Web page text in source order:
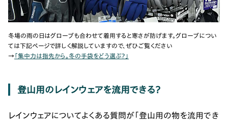
冬場の雨の日はグローブも合わせて着用すると寒さが防げます。グローブについ
ては下記ページで詳しく解説していますので、ぜひご覧ください
→ 「集中力は指先から。冬の手袋をどう選ぶ？」
登山用のレインウェアを流用できる？
レインウェアについてよくある質問が「登山用の物を流用でき